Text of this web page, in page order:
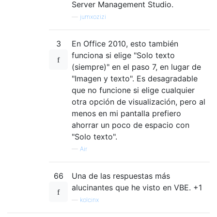
Server Management Studio.
jumxozizi
3
En Office 2010, esto también
funciona si elige "Solo texto
(siempre)" en el paso 7, en lugar de
"Imagen y texto". Es desagradable
que no funcione si elige cualquier
otra opción de visualización, pero al
menos en mi pantalla prefiero
ahorrar un poco de espacio con
"Solo texto".
— Air
66
Una de las respuestas más
alucinantes que he visto en VBE. +1
kolcinx